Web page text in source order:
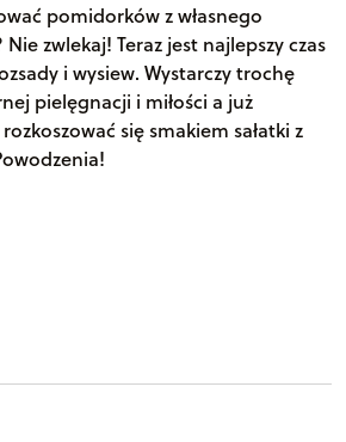
pomidorków z własnego
zwlekaj! Teraz jest najlepszy czas
i wysiew. Wystarczy trochę
pielęgnacji i miłości a już
się smakiem sałatki z